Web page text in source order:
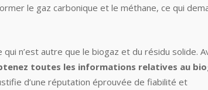
le gaz carbonique et le méthane, ce qui
n’est autre que le biogaz et du résidu solide.
toutes les informations relatives au
d’une réputation éprouvée de fiabilité et